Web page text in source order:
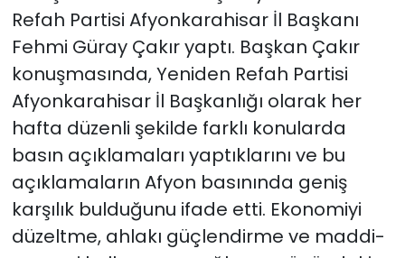
Refah Partisi Afyonkarahisar İl Başkanı
Fehmi Güray Çakır yaptı. Başkan Çakır
konuşmasında, Yeniden Refah Partisi
Afyonkarahisar İl Başkanlığı olarak her
hafta düzenli şekilde farklı konularda
basın açıklamaları yaptıklarını ve bu
açıklamaların Afyon basınında geniş
karşılık bulduğunu ifade etti. Ekonomiyi
düzeltme, ahlakı güçlendirme ve maddi-